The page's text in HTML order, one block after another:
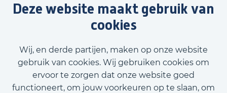
Deze website maakt gebruik van
cookies
Wij, en derde partijen, maken op onze website
gebruik van cookies. Wij gebruiken cookies om
ervoor te zorgen dat onze website goed
functioneert, om jouw voorkeuren op te slaan, om
verantwoordelijk zijn voor je eigen
klantenportefeuille en regelmatig afreizen
beurzen? Dan is deze vacature van Junior
Accountmanager Frankrijk bij Kaemingk
iets voor jou!
Bekijk vacature